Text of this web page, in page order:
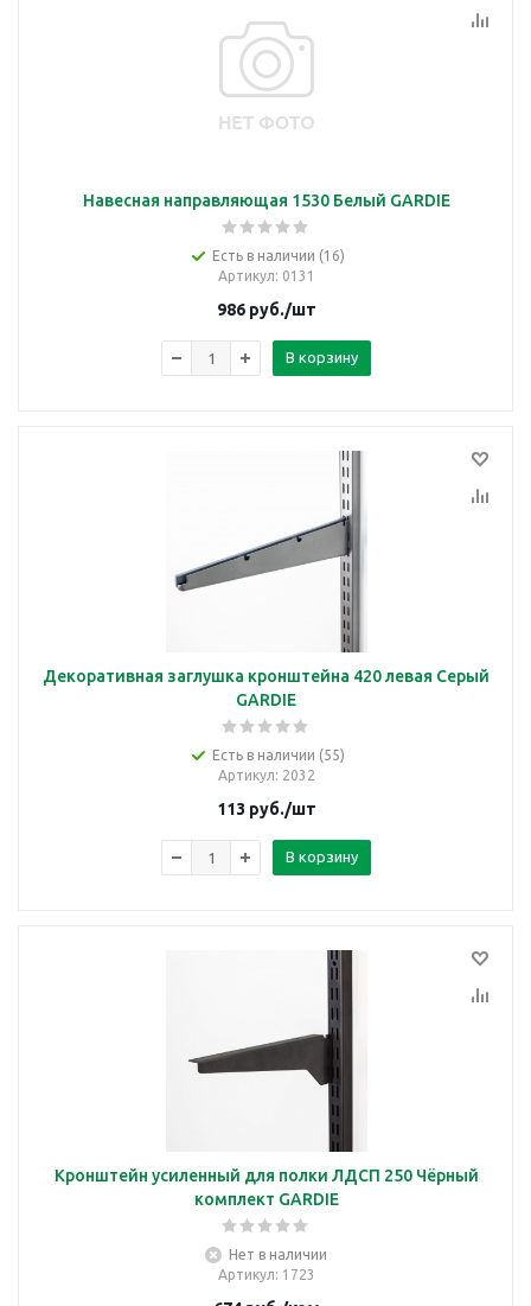
Навесная направляющая 1530 Белый GARDIE
Есть в наличии (16)
Артикул: 0131
986руб./шт
В корзину
Декоративная заглушка кронштейна 420 левая Серый
GARDIE
Есть в наличии (55)
Артикул: 2032
113 руб./шт
В корзину
Кронштейн усиленный для полки ЛДСП 250 Чёрный
комплект GARDIE
Нет в наличии
Артикул: 1723